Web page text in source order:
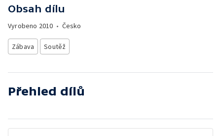
Obsah dílu
Vyrobeno 2010 • Česko
Zábava Soutěž
Přehled dílů